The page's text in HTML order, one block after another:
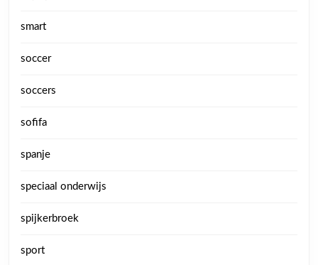
smart
soccer
soccers
sofifa
spanje
speciaal onderwijs
spijkerbroek
sport